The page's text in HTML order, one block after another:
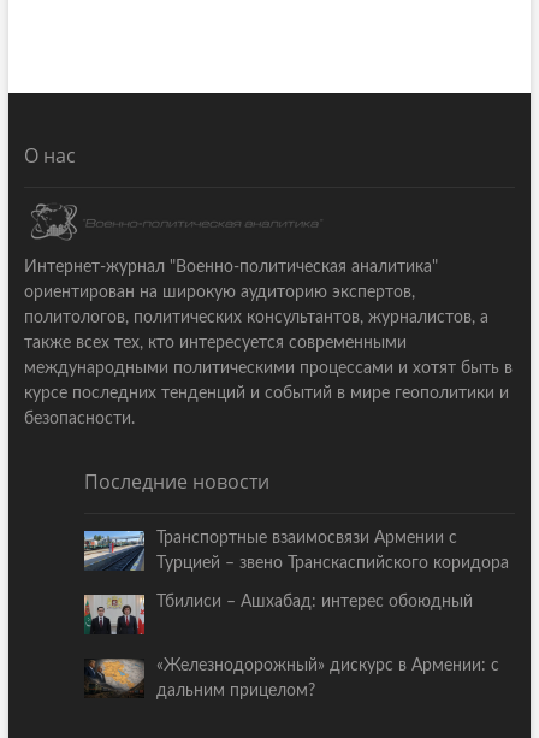
О нас
Интернет-журнал "Военно-политическая аналитика"
ориентирован на широкую аудиторию экспертов,
политологов, политических консультантов, журналистов, а
также всех тех, кто интересуется современными
международными политическими процессами и хотят быть в
курсе последних тенденций и событий в мире геополитики и
безопасности.
Последние новости
Транспортные взаимосвязи Армении с
Турцией – звено Транскаспийского коридора
Тбилиси – Ашхабад: интерес обоюдный
«Железнодорожный» дискурс в Армении: с
дальним прицелом?